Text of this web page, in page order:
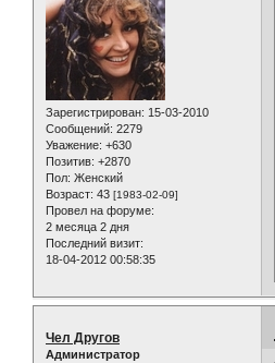
Зарегистрирован: 15-03-2010
Сообщений: 2279
Уважение: +630
Позитив: +2870
Пол: Женский
Возраст: 43 [1983-02-09]
Провел на форуме:
2 месяца 2 дня
Последний визит:
18-04-2012 00:58:35
Чел Другов
Администратор